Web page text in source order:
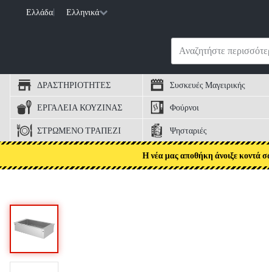
Ελλάδα Ελληνικά
ΔΡΑΣΤΗΡΙΟΤΗΤΕΣ Συσκευές Μαγειρικής
ΕΡΓΑΛΕΙΑ ΚΟΥΖΙΝΑΣ Φούρνοι
ΣΤΡΩΜΕΝΟ ΤΡΑΠΕΖΙ Ψησταριές
Η νέα μας αποθήκη άνοιξε κοντά